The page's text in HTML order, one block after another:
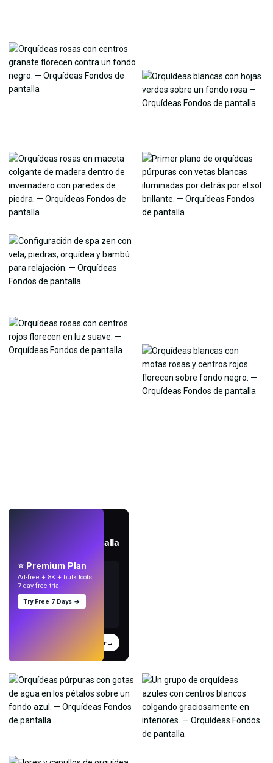
Crea fondos de pantalla
Probar→
⭐ Premium Plan
Ad-free + 8K + bulk tools.
7-day free trial.
Try Free 7 Days →